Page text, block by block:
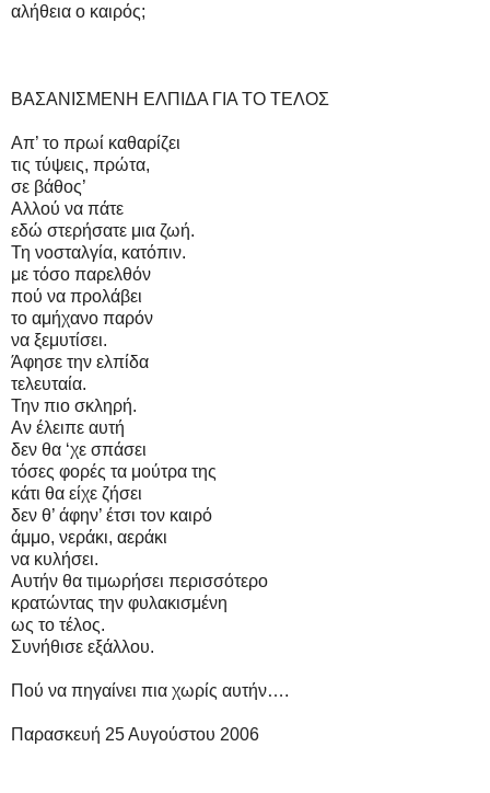
αλήθεια ο καιρός;
ΒΑΣΑΝΙΣΜΕΝΗ ΕΛΠΙΔΑ ΓΙΑ ΤΟ ΤΕΛΟΣ
Απ’ το πρωί καθαρίζει
τις τύψεις, πρώτα,
σε βάθος’
Αλλού να πάτε
εδώ στερήσατε μια ζωή.
Τη νοσταλγία, κατόπιν.
με τόσο παρελθόν
πού να προλάβει
το αμήχανο παρόν
να ξεμυτίσει.
Άφησε την ελπίδα
τελευταία.
Την πιο σκληρή.
Αν έλειπε αυτή
δεν θα ‘χε σπάσει
τόσες φορές τα μούτρα της
κάτι θα είχε ζήσει
δεν θ’ άφην’ έτσι τον καιρό
άμμο, νεράκι, αεράκι
να κυλήσει.
Αυτήν θα τιμωρήσει περισσότερο
κρατώντας την φυλακισμένη
ως το τέλος.
Συνήθισε εξάλλου.
Πού να πηγαίνει πια χωρίς αυτήν….
Παρασκευή 25 Αυγούστου 2006